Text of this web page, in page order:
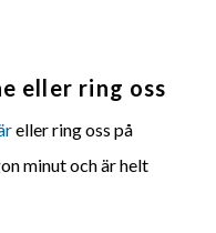
eller ring oss
eller ring oss på
minut och är helt